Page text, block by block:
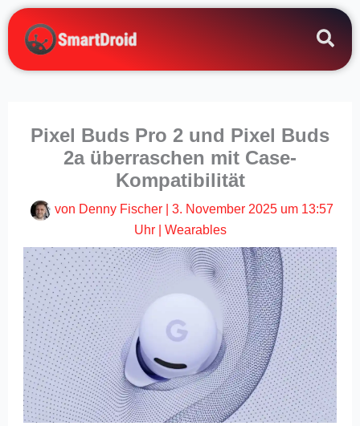
Zum
Inhalt
springen
Pixel Buds Pro 2 und Pixel Buds
2a überraschen mit Case-
Kompatibilität
von Denny Fischer
3. November 2025 um 13:57
Uhr| Wearables